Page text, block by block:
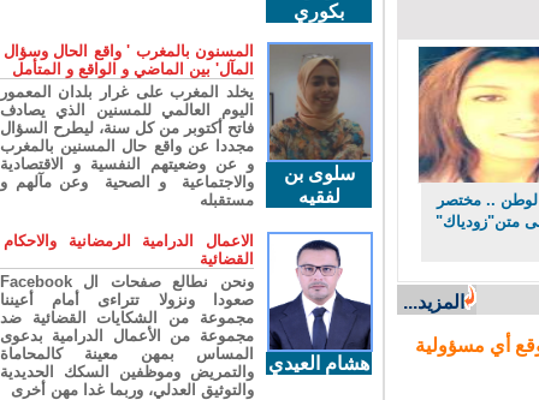
.. مختصر
متن"زودياك"
المزيد...
أي مسؤولية
بكوري
سلوى بن
لفقيه
المسنون بالمغرب ' واقع الحال وسؤال
المآل' بين الماضي و الواقع و المتأمل
يخلد المغرب على غرار بلدان المعمور
اليوم العالمي للمسنين الذي يصادف
فاتح أكتوبر من كل سنة، ليطرح السؤال
مجددا عن واقع حال المسنين بالمغرب
و عن وضعيتهم النفسية و الاقتصادية
والاجتماعية و الصحية وعن مآلهم و
مستقبله
هشام العيدي
الاعمال الدرامية الرمضانية والاحكام
القضائية
ونحن نطالع صفحات ال Facebook
صعودا ونزولا تتراءى أمام أعيننا
مجموعة من الشكايات القضائية ضد
مجموعة من الأعمال الدرامية بدعوى
المساس بمهن معينة كالمحاماة
والتمريض وموظفين السكك الحديدية
والتوثيق العدلي، وربما غدا مهن أخرى